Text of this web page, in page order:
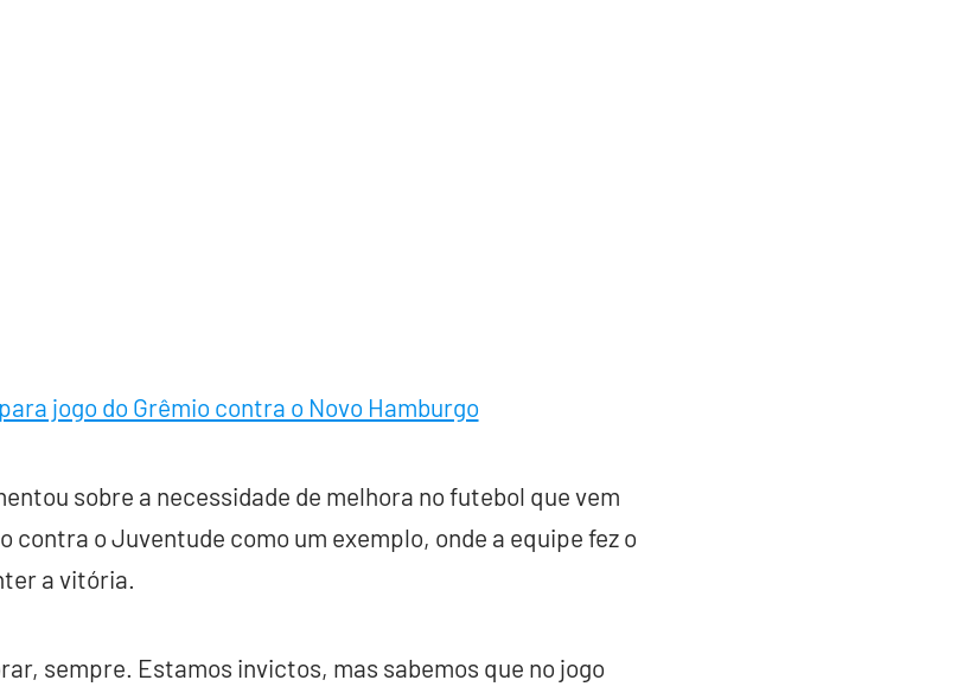
jogo do Grêmio contra o Novo Hamburgo
sobre a necessidade de melhora no futebol que vem
contra o Juventude como um exemplo, onde a equipe fez o
a vitória.
sempre. Estamos invictos, mas sabemos que no jogo